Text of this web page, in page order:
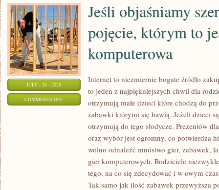
JULY - 28 - 2025
COMMENTS OFFON
OBJAŚNIAMY
Jeśli objaśniamy
pojęcie, którym to
komputerowa
Internet to niezmiernie bogate źródło
to jeden z najpiękniejszych chwil dla
otrzymują małe dzieci które chodzą do
zabawki którymi się bawią. Jeżeli dzieci
otrzymują do tego słodycze. Prezentów
oraz wybór jest ogromny, co potwierdza
wolno odnaleźć mnóstwo gier, zabawek,
gier komputerowych. Rodziciele
tego, na co się zdecydować i w owym
Tak samo jak ilość zabawek przewyższa